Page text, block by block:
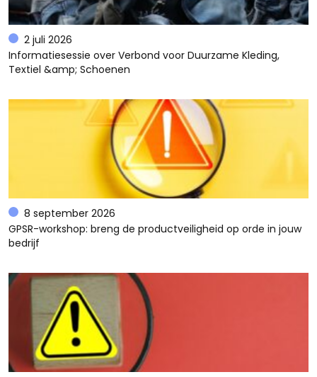
2 juli 2026
Informatiesessie over Verbond voor Duurzame Kleding,
Textiel &amp; Schoenen
8 september 2026
GPSR-workshop: breng de productveiligheid op orde in jouw
bedrijf